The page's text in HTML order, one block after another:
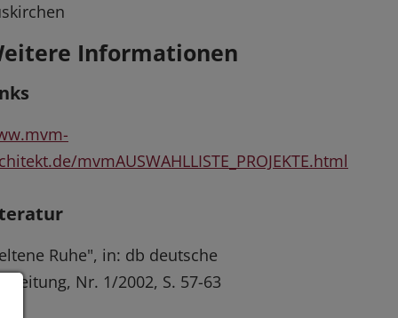
Informationen
mvmAUSWAHLLISTE_PROJEKTE.html
Ruhe", in: db deutsche
Nr. 1/2002, S. 57-63